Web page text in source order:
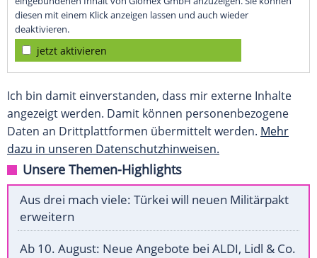
diesen mit einem Klick anzeigen lassen und auch wieder
deaktivieren.
jetzt aktivieren
Ich bin damit einverstanden, dass mir externe Inhalte
angezeigt werden. Damit können personenbezogene
Daten an Drittplattformen übermittelt werden. Mehr
dazu in unseren Datenschutzhinweisen.
Unsere Themen-Highlights
Aus drei mach viele: Türkei will neuen Militärpakt
erweitern
Ab 10. August: Neue Angebote bei ALDI, Lidl & Co.